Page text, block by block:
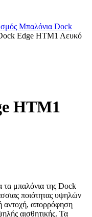
Μπαλόνια Dock
Edge ΗΤΜ1 Λευκό
ΗΤΜ1
μπαλόνια της Dock
ποιότητας υψηλών
αντοχή, απορρόφηση
αισθητικής. Τα